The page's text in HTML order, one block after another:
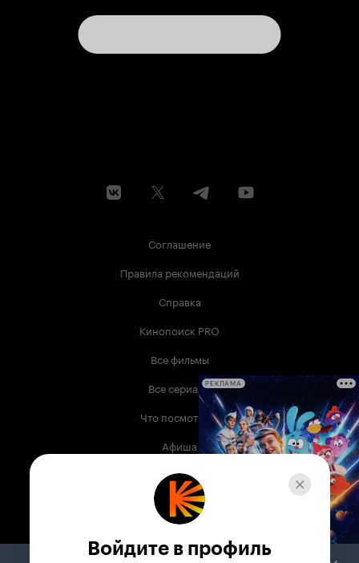
Соглашение
Правила рекомендаций
Справка
Кинопоиск PRO
Все фильмы
Все сериалы
Что посмотреть
Афиша
Музыка
Телепрограмма
РЕКЛАМА
Войдите в профиль